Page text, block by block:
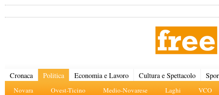
Cronaca Politica
Novara Ovest-Ticino Medio-Novarese Laghi VCO
Economia e Lavoro Cultura e Spettacolo